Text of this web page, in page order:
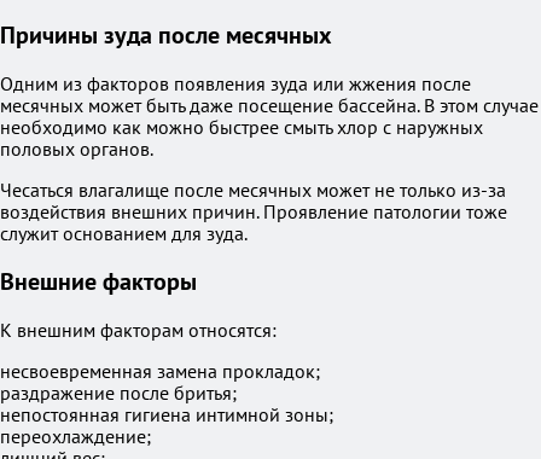
Причины зуда после месячных
Одним из факторов появления зуда или жжения после
месячных может быть даже посещение бассейна. В этом случае
необходимо как можно быстрее смыть хлор с наружных
половых органов.
Чесаться влагалище после месячных может не только из-за
воздействия внешних причин. Проявление патологии тоже
служит основанием для зуда.
Внешние факторы
К внешним факторам относятся:
несвоевременная замена прокладок;
раздражение после бритья;
непостоянная гигиена интимной зоны;
переохлаждение;